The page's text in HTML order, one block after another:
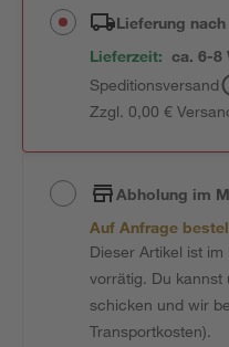
Lieferung nach
Lieferzeit: ca. 6-8
Speditionsversand
Zzgl. 0,00 €
Abholung im
Auf Anfrage
Dieser Artikel ist
vorrätig. Du kannst
schicken und wir
Transportkosten).